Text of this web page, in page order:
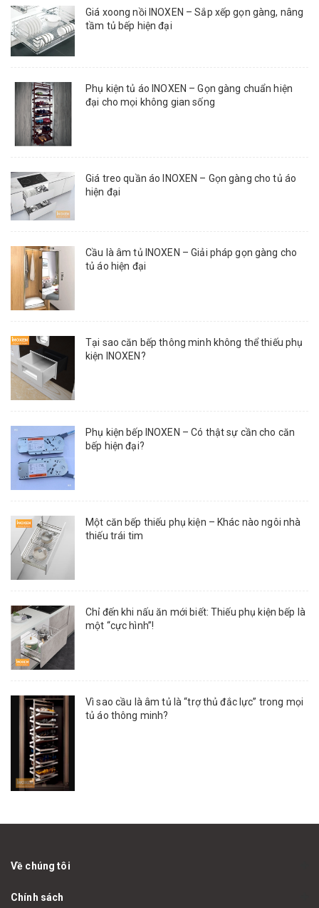
Giá xoong nồi INOXEN – Sắp xếp gọn gàng, nâng
tầm tủ bếp hiện đại
Phụ kiện tủ áo INOXEN – Gọn gàng chuẩn hiện
đại cho mọi không gian sống
Giá treo quần áo INOXEN – Gọn gàng cho tủ áo
hiện đại
Cầu là âm tủ INOXEN – Giải pháp gọn gàng cho
tủ áo hiện đại
Tại sao căn bếp thông minh không thể thiếu phụ
kiện INOXEN?
Phụ kiện bếp INOXEN – Có thật sự cần cho căn
bếp hiện đại?
Một căn bếp thiếu phụ kiện – Khác nào ngôi nhà
thiếu trái tim
Chỉ đến khi nấu ăn mới biết: Thiếu phụ kiện bếp là
một “cực hình”!
Vì sao cầu là âm tủ là “trợ thủ đắc lực” trong mọi
tủ áo thông minh?
Về chúng tôi
Chính sách